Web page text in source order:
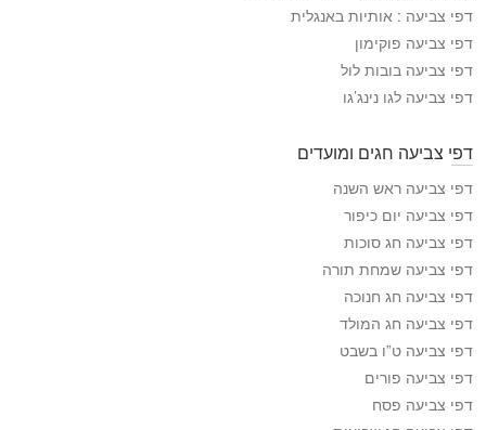
י
ע
ה
דפי צביעה : אותיות באנגלית
דפי צביעה פוקימון
דפי צביעה בובות לול
דפי צביעה לגו נינג’גו
דפי צביעה חגים ומועדים
דפי צביעה ראש השנה
דפי צביעה יום כיפור
דפי צביעה חג סוכות
דפי צביעה שמחת תורה
דפי צביעה חג חנוכה
דפי צביעה חג המולד
דפי צביעה ט”ו בשבט
דפי צביעה פורים
דפי צביעה פסח